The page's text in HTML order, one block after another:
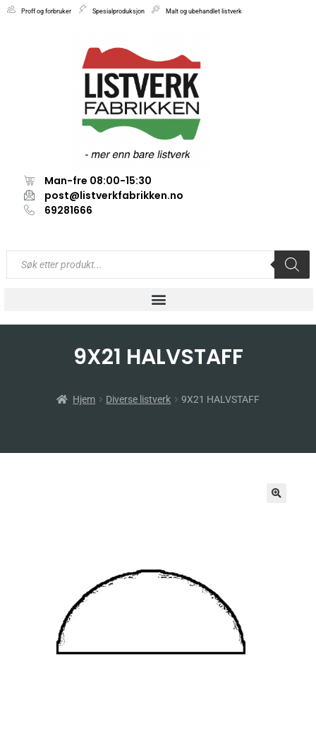
Proff og forbruker Spesialproduksjon Malt og ubehandlet listverk
Man-fre 08:00-15:30
post@listverkfabrikken.no
69281666
9X21 HALVSTAFF
Hjem Diverse listverk 9X21 HALVSTAFF